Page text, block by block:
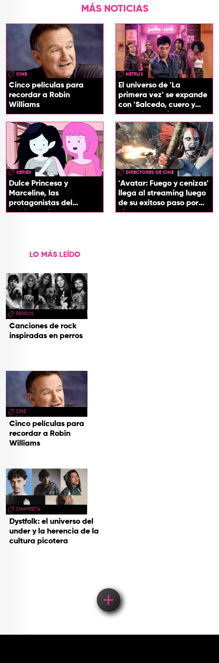
MÁS NOTICIAS
CINE
Cinco películas para
recordar a Robin
Williams
NETFLIX
El universo de 'La
primera vez' se expande
con 'Salcedo, cuero y
boogaloo', spin off
SERIES
Dulce Princesa y
Marceline, las
protagonistas del
próximo spin-off de 'Hora
DIRECTORES DE CINE
'Avatar: Fuego y cenizas'
llega al streaming luego
de su exitoso paso por
cines
LO MÁS LEÍDO
PERROS
Canciones de rock
inspiradas en perros
CINE
Cinco películas para
recordar a Robin
Williams
CHAMPETA
Dystfolk: el universo del
under y la herencia de la
cultura picotera